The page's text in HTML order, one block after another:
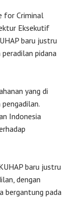
for Criminal
Eksekutif
baru justru
pidana
yang di
Indonesia
baru justru
dengan
bergantung pada